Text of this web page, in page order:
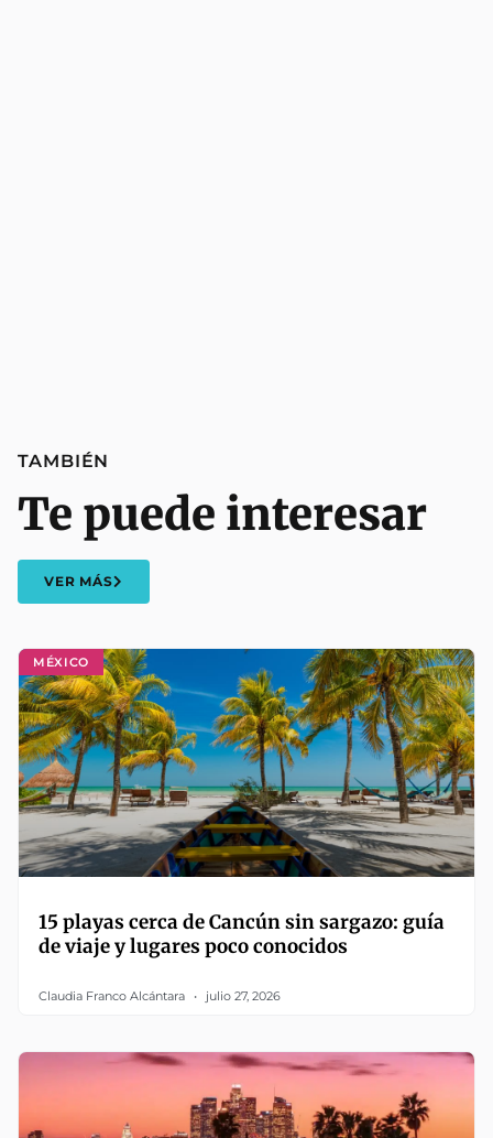
MÉXICO
15 playas cerca de Cancún sin sargazo: guía
de viaje y lugares poco conocidos
Claudia Franco Alcántara julio 27, 2026
TAMBIÉN
Te puede interesar
VER MÁS